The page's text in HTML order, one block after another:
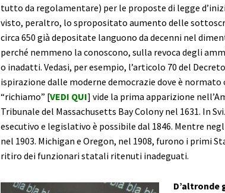
tutto da regolamentare) per le proposte di legge
visto, peraltro, lo spropositato aumento delle
circa 650 già depositate languono da decenni nel
perché nemmeno la conoscono, sulla revoca degli
o inadatti. Vedasi, per esempio, l’articolo 70 del
ispirazione dalle moderne democrazie dove è normato
“richiamo” [VEDI QUI] vide la prima apparizione
Tribunale del Massachusetts Bay Colony nel 1631. In
esecutivo e legislativo è possibile dal 1846. Mentre
nel 1903. Michigan e Oregon, nel 1908, furono i primi
ritiro dei funzionari statali ritenuti inadeguati.
D’altronde